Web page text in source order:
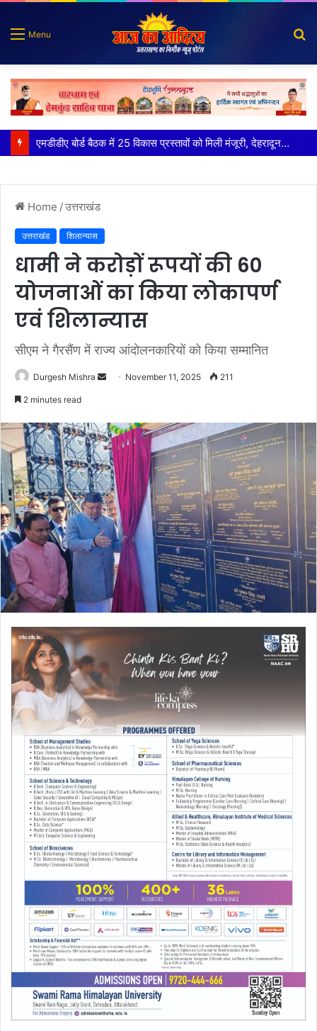
Menu
कृष्णा हाउसकीपिंग के मालिक दीपक जायसवाल विनोद नौटियाल आदि पर मुकदमा दर्ज
Home /उत्तराखंड
उत्तराखंड शिलान्यास
धामी ने करोड़ों रूपयों की 60
योजनाओं का किया लोकापर्ण
एवं शिलान्यास
सीएम ने गैरसैंण में राज्य आंदोलनकारियों को किया सम्मानित
Durgesh Mishra
Send November 11, 2025 211
2 minutes read